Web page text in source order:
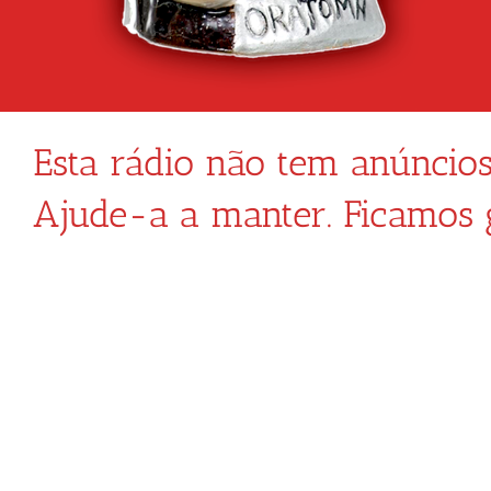
Esta rádio não tem
Ajude-a a manter. Ficamos